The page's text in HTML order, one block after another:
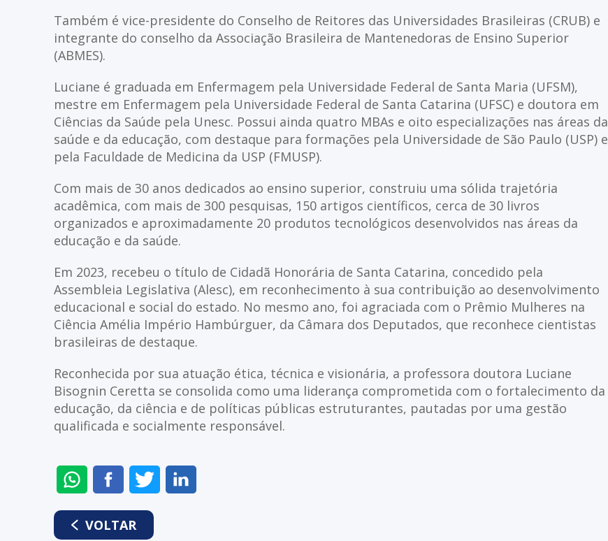
Também é vice-presidente do Conselho de Reitores das Universidades Brasileiras (CRUB) e
integrante do conselho da Associação Brasileira de Mantenedoras de Ensino Superior
(ABMES).
Luciane é graduada em Enfermagem pela Universidade Federal de Santa Maria (UFSM),
mestre em Enfermagem pela Universidade Federal de Santa Catarina (UFSC) e doutora em
Ciências da Saúde pela Unesc. Possui ainda quatro MBAs e oito especializações nas áreas da
saúde e da educação, com destaque para formações pela Universidade de São Paulo (USP) e
pela Faculdade de Medicina da USP (FMUSP).
Com mais de 30 anos dedicados ao ensino superior, construiu uma sólida trajetória
acadêmica, com mais de 300 pesquisas, 150 artigos científicos, cerca de 30 livros
organizados e aproximadamente 20 produtos tecnológicos desenvolvidos nas áreas da
educação e da saúde.
Em 2023, recebeu o título de Cidadã Honorária de Santa Catarina, concedido pela
Assembleia Legislativa (Alesc), em reconhecimento à sua contribuição ao desenvolvimento
educacional e social do estado. No mesmo ano, foi agraciada com o Prêmio Mulheres na
Ciência Amélia Império Hambúrguer, da Câmara dos Deputados, que reconhece cientistas
brasileiras de destaque.
Reconhecida por sua atuação ética, técnica e visionária, a professora doutora Luciane
Bisognin Ceretta se consolida como uma liderança comprometida com o fortalecimento da
educação, da ciência e de políticas públicas estruturantes, pautadas por uma gestão
qualificada e socialmente responsável.
ENVIAR
NO
WHATSAPP
COMPARTILHAR
NO
FACEBOOK
COMPARTILHAR
NO
VOLTAR